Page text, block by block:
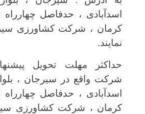
اسدآبادی ، حدفاصل
کرمان ، شرکت کشاورزی
نمایند.
حداکثر مهلت تحویل
شرکت واقع در سیرجان ،
اسدآبادی ، حدفاصل
کرمان ، شرکت کشاورزی